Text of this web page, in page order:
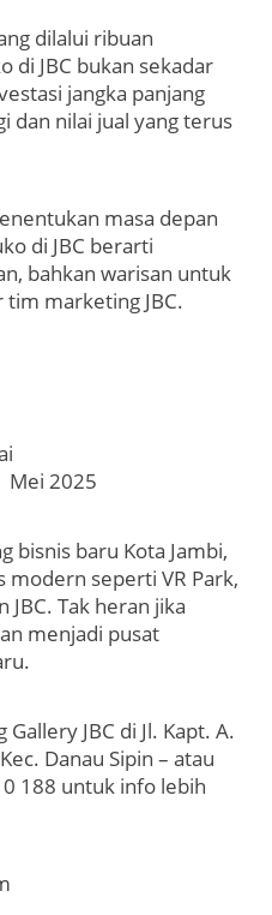
dilalui ribuan
di JBC bukan sekadar
jangka panjang
dan nilai jual yang terus
masa depan
di JBC berarti
bahkan warisan untuk
tim marketing JBC.
Mei 2025
bisnis baru Kota Jambi,
modern seperti VR Park,
JBC. Tak heran jika
menjadi pusat
JBC di Jl. Kapt. A.
Danau Sipin – atau
188 untuk info lebih